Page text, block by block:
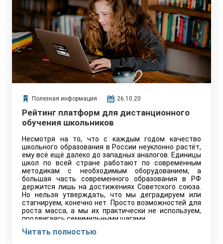
Полезная информация 26.10.20
Рейтинг платформ для дистанционного
обучения школьников
Несмотря на то, что с каждым годом качество
школьного образования в России неуклонно растёт,
ему всё ещё далеко до западных аналогов. Единицы
школ по всей стране работают по современным
методикам с необходимым оборудованием, а
большая часть современного образования в РФ
держится лишь на достижениях Советского союза.
Но нельзя утверждать, что мы деградируем или
стагнируем, конечно нет. Просто возможностей для
роста масса, а мы их практически не используем,
продвигаясь семимильными шагами.
Читать полностью